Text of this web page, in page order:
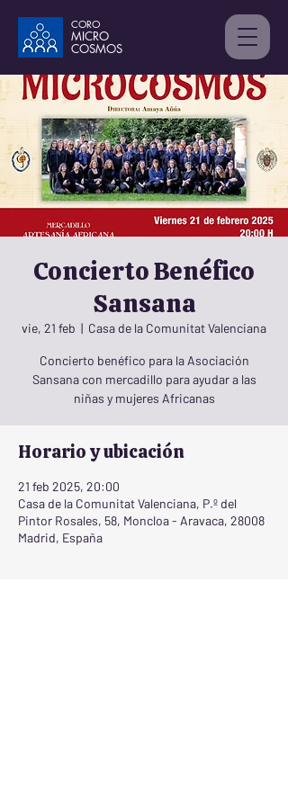
CORO
MICRO
COSMOS
Concierto Benéfico
Sansana
vie, 21 feb
  |
Casa de la Comunitat Valenciana
Concierto benéfico para la Asociación
Sansana con mercadillo para ayudar a las
niñas y mujeres Africanas
Horario y ubicación
21 feb 2025, 20:00
Casa de la Comunitat Valenciana, P.º del
Pintor Rosales, 58, Moncloa - Aravaca, 28008
Madrid, España